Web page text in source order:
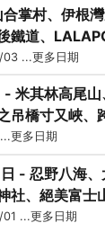
掌村、伊根
鐵道、
...更多日期
- 米其林高尾
吊橋寸又峽、
更多日期
- 忍野八海
社、絕美富士
...更多日期